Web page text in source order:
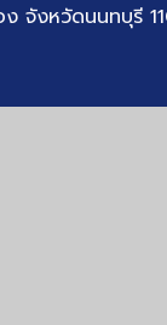
จังหวัดนนทบุรี